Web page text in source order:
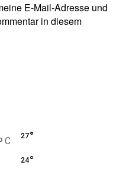
E-Mail-Adresse und
in diesem
C 27°
24°